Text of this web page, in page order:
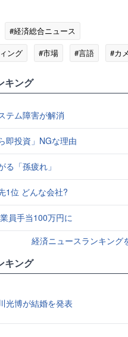
#経済総合ニュース
ング
#市場 #言語
#カ
キング
テム障害が解消
即投資」NGな理由
る「孫疲れ」
1位 どんな会社?
員手当100万円に
経済ニュースランキング
キング
光博が結婚を発表